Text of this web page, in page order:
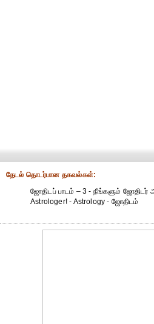
தேட‌ல் தொட‌ர்பான தகவ‌ல்க‌ள்:
ஜோதிடப் பாடம் – 3 - நீங்களும் ஜோதிடர்
Astrologer! - Astrology - ஜோதிடம்